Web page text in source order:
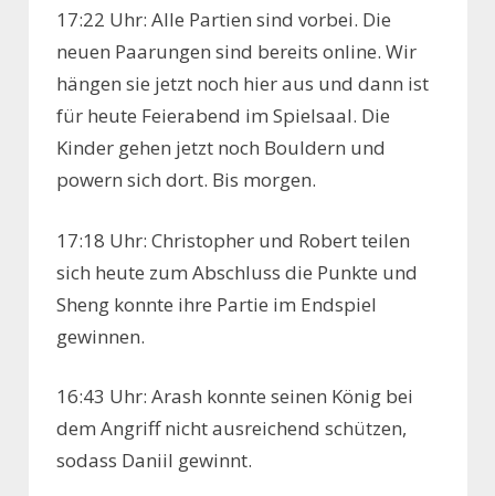
17:22 Uhr: Alle Partien sind vorbei. Die
neuen Paarungen sind bereits online. Wir
hängen sie jetzt noch hier aus und dann ist
für heute Feierabend im Spielsaal. Die
Kinder gehen jetzt noch Bouldern und
powern sich dort. Bis morgen.
17:18 Uhr: Christopher und Robert teilen
sich heute zum Abschluss die Punkte und
Sheng konnte ihre Partie im Endspiel
gewinnen.
16:43 Uhr: Arash konnte seinen König bei
dem Angriff nicht ausreichend schützen,
sodass Daniil gewinnt.